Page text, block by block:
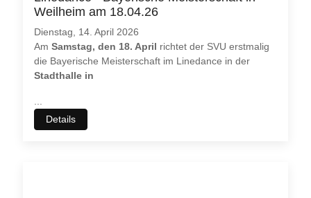
Weilheim am 18.04.26
Dienstag, 14. April 2026
AmSamstag, den 18. April richtet der SVU erstmalig
die Bayerische Meisterschaft im Linedance in der
Stadthalle in
...
Details
möchten. Bitte beachten Sie dabei auch, dass bei einer
Webseite zur Verfügung stehen.
Akzeptieren